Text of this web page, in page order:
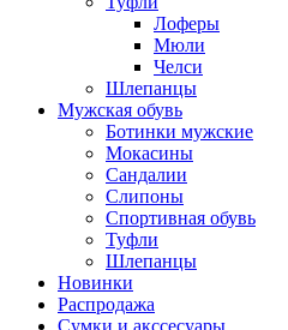
Лоферы
Мюли
Челси
Шлепанцы
Мужская обувь
Ботинки мужские
Мокасины
Сандалии
Слипоны
Спортивная обувь
Туфли
Шлепанцы
Новинки
Распродажа
Сумки и акссесуары